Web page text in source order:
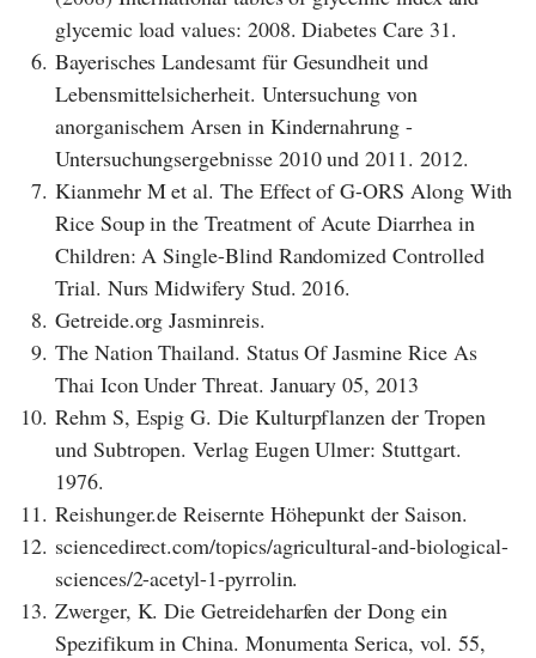
glycemic load values: 2008. Diabetes Care 31.
6. Bayerisches Landesamt für Gesundheit und
Lebensmittelsicherheit. Untersuchung von
anorganischem Arsen in Kindernahrung -
Untersuchungsergebnisse 2010 und 2011. 2012.
7. Kianmehr M et al. The Effect of G-ORS Along With
Rice Soup in the Treatment of Acute Diarrhea in
Children: A Single-Blind Randomized Controlled
Trial. Nurs Midwifery Stud. 2016.
8. Getreide.org Jasminreis.
9. The Nation Thailand. Status Of Jasmine Rice As
Thai Icon Under Threat. January 05, 2013
10. Rehm S, Espig G. Die Kulturpflanzen der Tropen
und Subtropen. Verlag Eugen Ulmer: Stuttgart.
1976.
11. Reishunger.de Reisernte Höhepunkt der Saison.
12. sciencedirect.com/topics/agricultural-and-biological-
sciences/2-acetyl-1-pyrrolin.
13. Zwerger, K. Die Getreideharfen der Dong ein
Spezifikum in China. Monumenta Serica, vol. 55,